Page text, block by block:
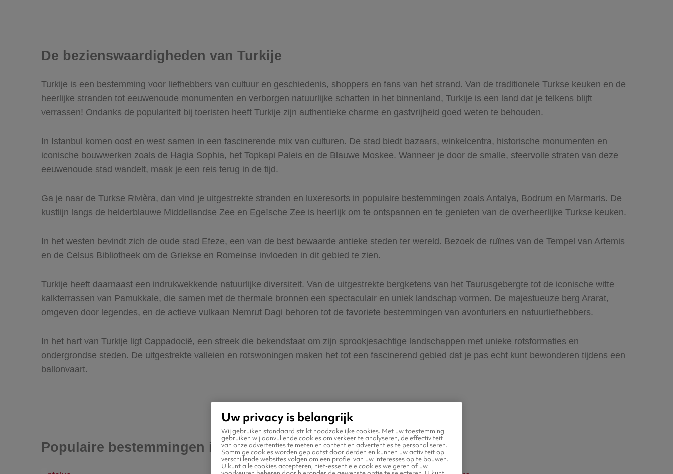
De bezienswaardigheden van Turkije
Turkije is een bestemming voor liefhebbers van cultuur en geschiedenis, shoppers en fans van het strand. Van de traditionele Turkse keuken en de
heerlijke stranden tot eeuwenoude monumenten en verborgen natuurlijke schatten in het binnenland, Turkije is een land dat je telkens blijft
verrassen! Ondanks de populariteit bij toeristen heeft Turkije zijn authentieke charme en gastvrijheid goed weten te behouden.
In Istanbul komen oost en west samen in een fascinerende mix van culturen. De stad biedt bazaars, winkelcentra, historische monumenten en
iconische bouwwerken zoals de Hagia Sophia, het Topkapi Paleis en de Blauwe Moskee. Wanneer je door de smalle, sfeervolle straten van deze
eeuwenoude stad wandelt, maak je een reis terug in de tijd.
Ga je naar de Turkse Rivièra, dan vind je uitgestrekte stranden en luxeresorts in populaire bestemmingen zoals Antalya, Bodrum en Marmaris. De
kustlijn langs de helderblauwe Middellandse Zee en Egeïsche Zee is heerlijk om te ontspannen en te genieten van de overheerlijke Turkse keuken.
In het westen bevindt zich de oude stad Efeze, een van de best bewaarde antieke steden ter wereld. Bezoek de ruïnes van de Tempel van Artemis
en de Celsus Bibliotheek om de Griekse en Romeinse invloeden in dit gebied te zien.
Turkije heeft daarnaast een indrukwekkende natuurlijke diversiteit. Van de uitgestrekte bergketens van het Taurusgebergte tot de iconische witte
kalkterrassen van Pamukkale, die samen met de thermale bronnen een spectaculair en uniek landschap vormen. De majestueuze berg Ararat,
omgeven door legendes, en de actieve vulkaan Nemrut Dagi behoren tot de favoriete bestemmingen van avonturiers en natuurliefhebbers.
In het hart van Turkije ligt Cappadocië, een streek die bekendstaat om zijn sprookjesachtige landschappen met unieke rotsformaties en
ondergrondse steden. De uitgestrekte valleien en rotswoningen maken het tot een fascinerend gebied dat je pas echt kunt bewonderen tijdens een
ballonvaart.
Populaire bestemmingen in Turkije
Uw privacy is belangrijk
Wij gebruiken standaard strikt noodzakelijke cookies. Met uw toestemming
gebruiken wij aanvullende cookies om verkeer te analyseren, de effectiviteit
van onze advertenties te meten en content en advertenties te personaliseren.
Sommige cookies worden geplaatst door derden en kunnen uw activiteit op
verschillende websites volgen om een profiel van uw interesses op te bouwen.
U kunt alle cookies accepteren, niet-essentiële cookies weigeren of uw